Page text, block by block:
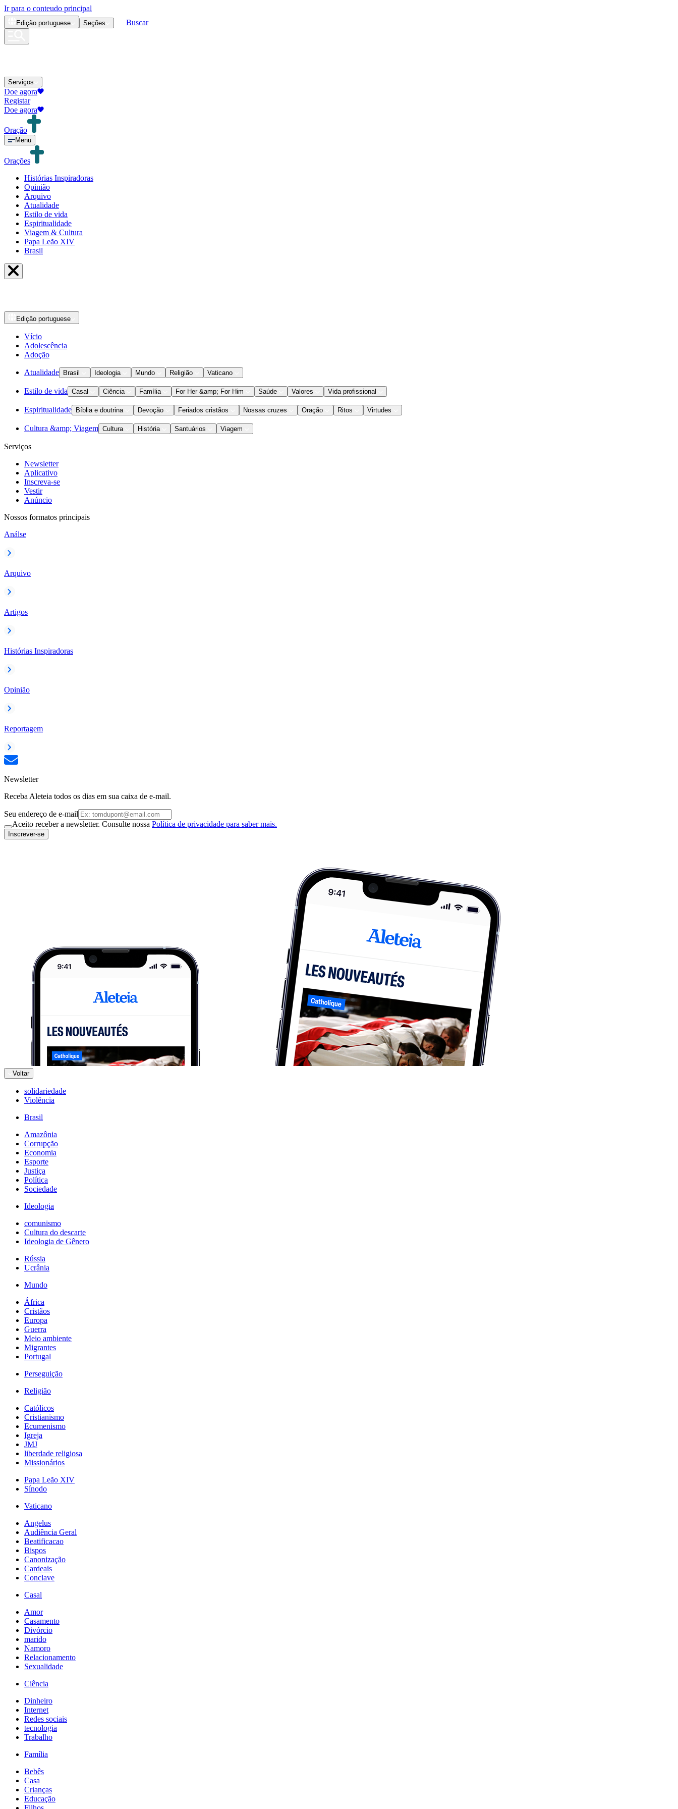
Ir para o conteudo principal
Edição portuguese Seções Buscar
Serviços
Doe agora
Registar
Doe agora
Oração
Menu
Orações
Histórias Inspiradoras
Opinião
Arquivo
Atualidade
Estilo de vida
Espiritualidade
Viagem & Cultura
Papa Leão XIV
Brasil
Edição portuguese
Vício
Adolescência
Adoção
Atualidade Brasil Ideologia Mundo Religião Vaticano
Estilo de vida Casal Ciência Família For Her &amp; For Him Saúde Valores Vida profissional
Espiritualidade Bíblia e doutrina Devoção Feriados cristãos Nossas cruzes Oração Ritos Virtudes
Cultura &amp; Viagem Cultura História Santuários Viagem
Serviços
Newsletter
Aplicativo
Inscreva-se
Vestir
Anúncio
Nossos formatos principais
Análse
Arquivo
Artigos
Histórias Inspiradoras
Opinião
Reportagem
Newsletter
Receba Aleteia todos os dias em sua caixa de e-mail.
Seu endereço de e-mail
Aceito receber a newsletter. Consulte nossa Política de privacidade para saber mais.
Inscrever-se
Voltar
solidariedade
Violência
Brasil
Amazônia
Corrupção
Economia
Esporte
Justiça
Política
Sociedade
Ideologia
comunismo
Cultura do descarte
Ideologia de Gênero
Rússia
Ucrânia
Mundo
África
Cristãos
Europa
Guerra
Meio ambiente
Migrantes
Portugal
Perseguição
Religião
Católicos
Cristianismo
Ecumenismo
Igreja
JMJ
liberdade religiosa
Missionários
Papa Leão XIV
Sínodo
Vaticano
Angelus
Audiência Geral
Beatificacao
Bispos
Canonização
Cardeais
Conclave
Casal
Amor
Casamento
Divórcio
marido
Namoro
Relacionamento
Sexualidade
Ciência
Dinheiro
Internet
Redes sociais
tecnologia
Trabalho
Família
Bebês
Casa
Crianças
Educação